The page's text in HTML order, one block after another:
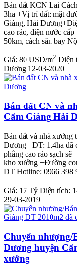
Bán đất KCN Lai
3ha +Vị trí đất: mặt
Giàng, Hải
cao ráo, điện nước
50km, cách sân bay
Giá: 80 USD/m2 Diện
Dương 12-03-2020
Bán đất CN và
Cẩm Giàng Hải
Bán đất và nhà xưởng
Dương +DT: 1,4ha đã
phẳng cao ráo sạch
kho xưởng +Đường
DT Hotline: 0966 398
Giá: 17 Tỷ Diện tích:
29-03-2019
Chuyển nhượng/
Dương huyện
xưởng